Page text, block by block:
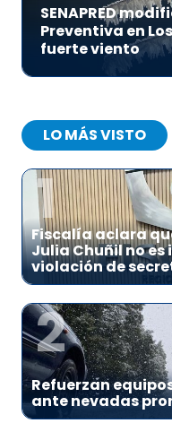
SENAPRED
Preventiva en
fuerte viento
LO MÁS VISTO
1
Fiscalía aclara
Julia Chuñil no
violación de
2
Refuerzan
ante nevadas